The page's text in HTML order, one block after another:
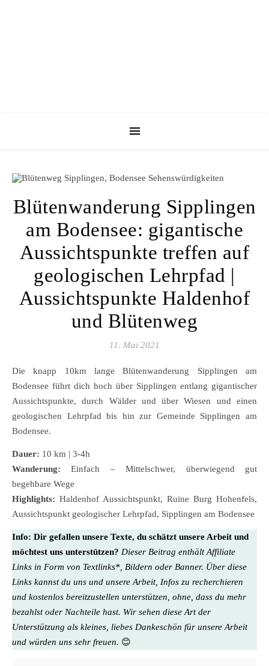
Blütenwanderung Sipplingen
am Bodensee: gigantische
Aussichtspunkte treffen auf
geologischen Lehrpfad |
Aussichtspunkte Haldenhof
und Blütenweg
11. Mai 2021
Die knapp 10km lange Blütenwanderung Sipplingen am
Bodensee führt dich hoch über Sipplingen entlang gigantischer
Aussichtspunkte, durch Wälder und über Wiesen und einen
geologischen Lehrpfad bis hin zur Gemeinde Sipplingen am
Bodensee.
Dauer: 10 km | 3-4h
Wanderung:Einfach – Mittelschwer, überwiegend gut
begehbare Wege
Highlights: Haldenhof Aussichtspunkt, Ruine Burg Hohenfels,
Aussichtspunkt geologischer Lehrpfad, Sipplingen am Bodensee
Info: Dir gefallen unsere Texte, du schätzt unsere Arbeit und
möchtest uns unterstützen? Dieser Beitrag enthält Affiliate
Links in Form von Textlinks*, Bildern oder Banner. Über diese
Links kannst du uns und unsere Arbeit, Infos zu recherchieren
und kostenlos bereitzustellen unterstützen, ohne, dass du mehr
bezahlst oder Nachteile hast. Wir sehen diese Art der
Unterstützung als kleines, liebes Dankeschön für unsere Arbeit
und würden uns sehr freuen. 😊